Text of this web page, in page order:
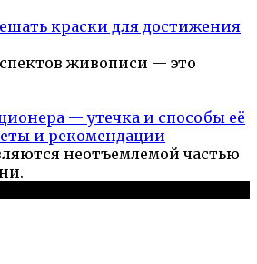
краски для достижения
живописи — это
— утечка и способы её
и рекомендации
неотъемлемой частью